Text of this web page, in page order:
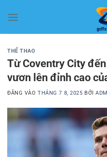
qua
THỂ THAO
Từ Coventry City
vươn lên đỉnh cao
ĐĂNG VÀOTHÁNG 7 8, 2025 BỞI